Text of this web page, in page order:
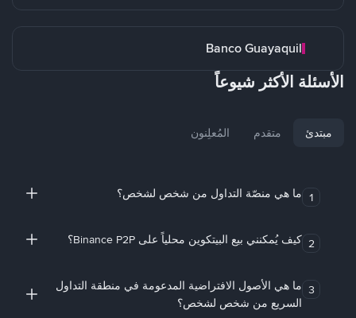
Banco Guayaquil
الأسئلة الأكثر شيوعاً
مبتدئ متقدم المُعلِنون
1 ما هي منصّة التداول من شخص لشخص؟
2 كيف يُمكنني بيع البيتكوين محلياً على Binance P2P؟
3 ما هي الأصول الافتراضية المدعومة في منطقة التداول
السريع من شخص لشخص؟